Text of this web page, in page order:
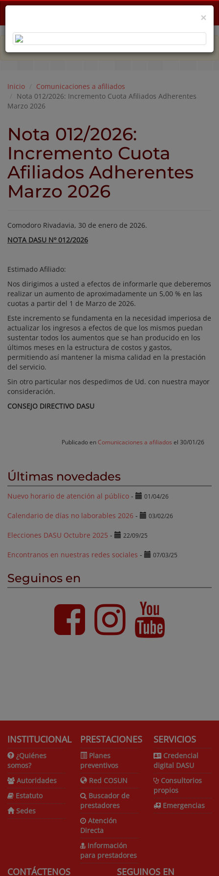
Menu
PLAN DE EMERGENCIA POR CRISIS ECONÓMICA
Inicio
Comunicaciones a afiliados
Nota 012/2026: Incremento Cuota Afiliados Adherentes
Marzo 2026
Nota 012/2026:
Incremento Cuota
Afiliados Adherentes
Marzo 2026
Comodoro Rivadavia, 30 de enero de 2026.
NOTA DASU Nº 012/2026
Estimado Afiliado:
Nos dirigimos a usted a efectos de informarle que deberemos
realizar un aumento de aproximadamente un 5,00 % en las
cuotas a partir del 1 de Marzo de 2026.
Este incremento se fundamenta en la necesidad imperiosa de
actualizar los ingresos a efectos de que los mismos puedan
sustentar todos los aumentos que se han producido en los
últimos meses en la estructura de costos y gastos,
permitiendo así mantener la misma calidad en la prestación
del servicio.
Sin otro particular nos despedimos de Ud. con nuestra mayor
consideración.
CONSEJO DIRECTIVO DASU
Publicado en Comunicaciones a afiliados el 30/01/26
Últimas novedades
Nuevo horario de atención al público - 01/04/26
Calendario de días no laborables 2026 - 03/02/26
Elecciones DASU Octubre 2025 - 22/09/25
Encontranos en nuestras redes sociales - 07/03/25
Seguinos en
INSTITUCIONAL
¿Quiénes
somos?
Autoridades
Estatuto
Sedes
PRESTACIONES
Planes
preventivos
Red COSUN
Buscador de
prestadores
Atención
Directa
Información
para prestadores
SERVICIOS
Credencial
digital DASU
Consultorios
propios
Emergencias
CONTÁCTENOS SEGUINOS EN
×